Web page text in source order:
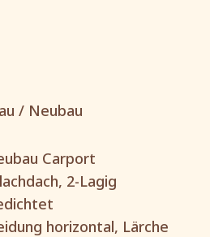
/ Neubau
Carport
2-Lagig
horizontal, Lärche